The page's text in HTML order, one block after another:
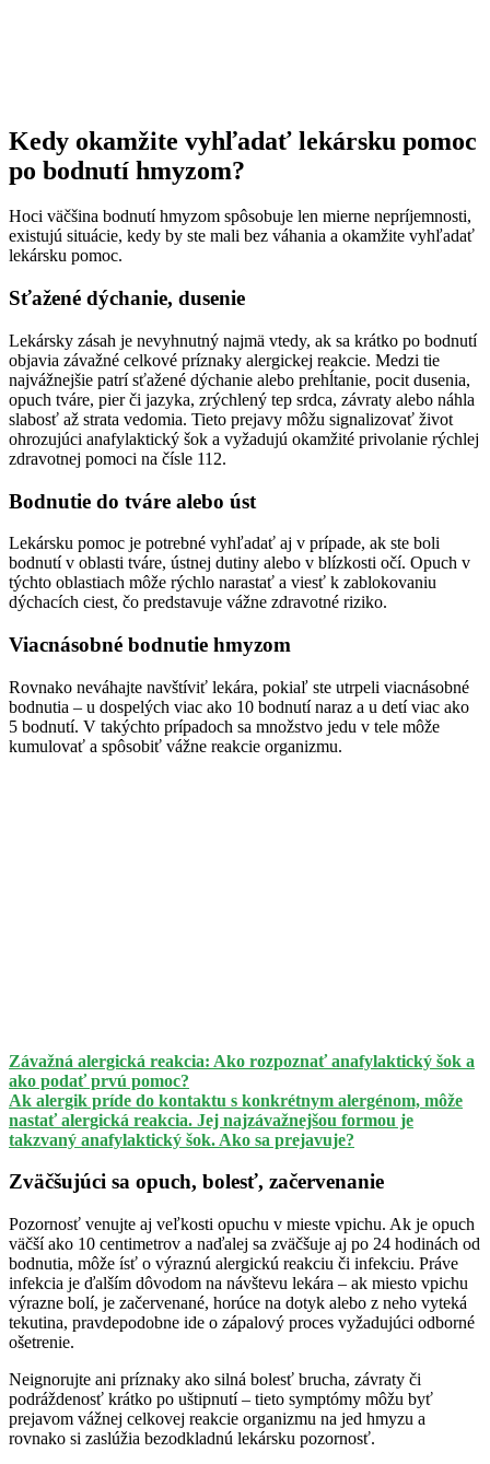
Kedy okamžite vyhľadať lekársku pomoc
po bodnutí hmyzom?
Hoci väčšina bodnutí hmyzom spôsobuje len mierne nepríjemnosti,
existujú situácie, kedy by ste mali bez váhania a okamžite vyhľadať
lekársku pomoc.
Sťažené dýchanie, dusenie
Lekársky zásah je nevyhnutný najmä vtedy, ak sa krátko po bodnutí
objavia závažné celkové príznaky alergickej reakcie. Medzi tie
najvážnejšie patrí sťažené dýchanie alebo prehĺtanie, pocit dusenia,
opuch tváre, pier či jazyka, zrýchlený tep srdca, závraty alebo náhla
slabosť až strata vedomia. Tieto prejavy môžu signalizovať život
ohrozujúci anafylaktický šok a vyžadujú okamžité privolanie rýchlej
zdravotnej pomoci na čísle 112.
Bodnutie do tváre alebo úst
Lekársku pomoc je potrebné vyhľadať aj v prípade, ak ste boli
bodnutí v oblasti tváre, ústnej dutiny alebo v blízkosti očí. Opuch v
týchto oblastiach môže rýchlo narastať a viesť k zablokovaniu
dýchacích ciest, čo predstavuje vážne zdravotné riziko.
Viacnásobné bodnutie hmyzom
Rovnako neváhajte navštíviť lekára, pokiaľ ste utrpeli viacnásobné
bodnutia – u dospelých viac ako 10 bodnutí naraz a u detí viac ako
5 bodnutí. V takýchto prípadoch sa množstvo jedu v tele môže
kumulovať a spôsobiť vážne reakcie organizmu.
Závažná alergická reakcia: Ako rozpoznať anafylaktický šok a
ako podať prvú pomoc?
Ak alergik príde do kontaktu s konkrétnym alergénom, môže
nastať alergická reakcia. Jej najzávažnejšou formou je
takzvaný anafylaktický šok. Ako sa prejavuje?
Zväčšujúci sa opuch, bolesť, začervenanie
Pozornosť venujte aj veľkosti opuchu v mieste vpichu. Ak je opuch
väčší ako 10 centimetrov a naďalej sa zväčšuje aj po 24 hodinách od
bodnutia, môže ísť o výraznú alergickú reakciu či infekciu. Práve
infekcia je ďalším dôvodom na návštevu lekára – ak miesto vpichu
výrazne bolí, je začervenané, horúce na dotyk alebo z neho vyteká
tekutina, pravdepodobne ide o zápalový proces vyžadujúci odborné
ošetrenie.
Neignorujte ani príznaky ako silná bolesť brucha, závraty či
podráždenosť krátko po uštipnutí – tieto symptómy môžu byť
prejavom vážnej celkovej reakcie organizmu na jed hmyzu a
rovnako si zaslúžia bezodkladnú lekársku pozornosť.